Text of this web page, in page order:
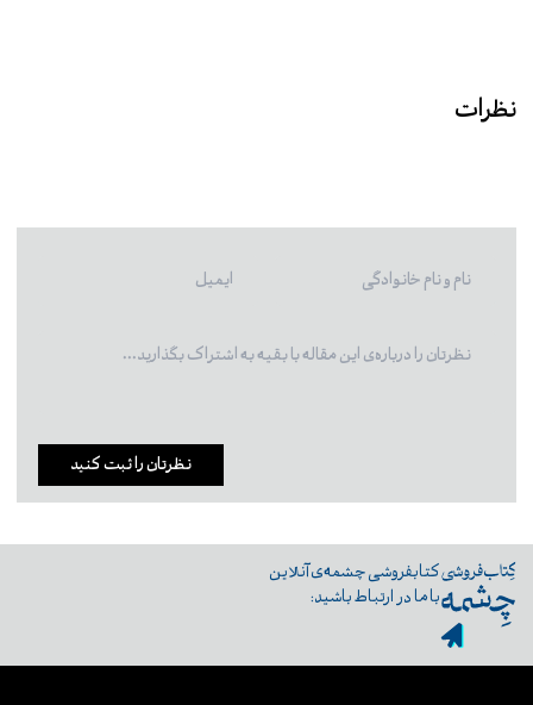
نظرات
نظرتان را ثبت کنید
کتابفروشی چشمه‌ی آنلاین
با ما در ارتباط باشید: